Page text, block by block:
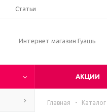
Статьи
Интернет магазин Гуашь
АКЦИИ
Главная - Каталог